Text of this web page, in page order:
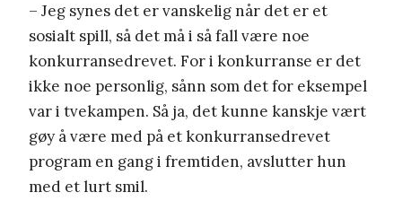
– Jeg synes det er vanskelig når det er et
sosialt spill, så det må i så fall være noe
konkurransedrevet. For i konkurranse er det
ikke noe personlig, sånn som det for eksempel
var i tvekampen. Så ja, det kunne kanskje vært
gøy å være med på et konkurransedrevet
program en gang i fremtiden, avslutter hun
med et lurt smil.